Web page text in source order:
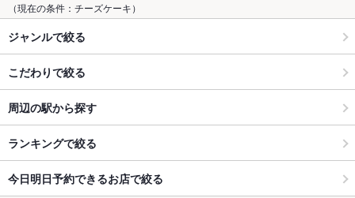
（現在の条件：チーズケーキ）
ジャンルで絞る
こだわりで絞る
周辺の駅から探す
ランキングで絞る
今日明日予約できるお店で絞る